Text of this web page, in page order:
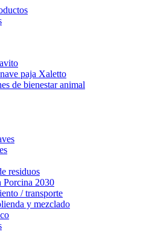
paja Xaletto
de bienestar animal
residuos
Porcina 2030
/ transporte
y mezclado